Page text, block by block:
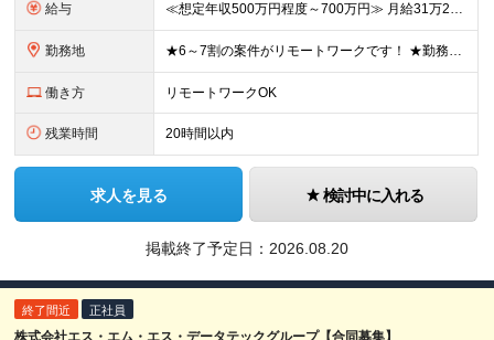
給与 ≪想定年収500万円程度～700万円≫ 月給31万2500円～43万7500円＋ 賞与年3回（4.3ヶ月分）＋各種手当 ※残業代は、1分単位で別途全額支給します ※試用期間は3ヶ月。その間の給与・待
勤務地 ★6～7割の案件がリモートワークです！ ★勤務地は希望を考慮の上で決定します ★転勤はありません ━━━‥ 【本社】 東京都中央区銀座3-10-9 KEC銀座ビル6F 【横浜プロジェクトルーム】
働き方 リモートワークOK
残業時間 20時間以内
求人を見る 検討中に入れる
掲載終了予定日： 2026.08.20
終了間近 正社員
株式会社エス・エム・エス・データテックグループ【合同募集】